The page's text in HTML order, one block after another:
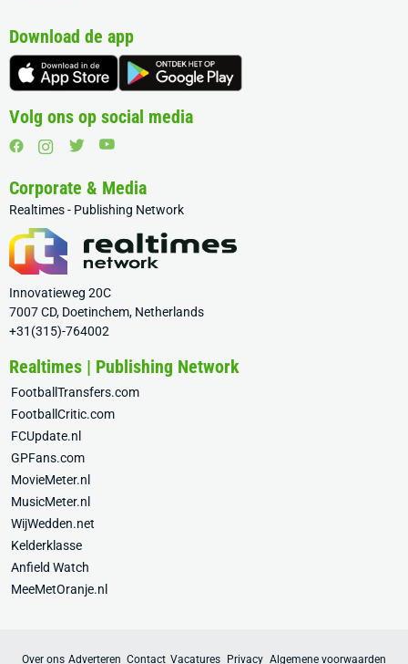
Download de app
Volg ons op social media
Corporate & Media
Realtimes - Publishing Network
Innovatieweg 20C
7007 CD, Doetinchem, Netherlands
+31(315)-764002
Realtimes | Publishing Network
FootballTransfers.com
FootballCritic.com
FCUpdate.nl
GPFans.com
MovieMeter.nl
MusicMeter.nl
WijWedden.net
Kelderklasse
Anfield Watch
MeeMetOranje.nl
Over ons Adverteren Contact Vacatures Privacy Algemene voorwaarden